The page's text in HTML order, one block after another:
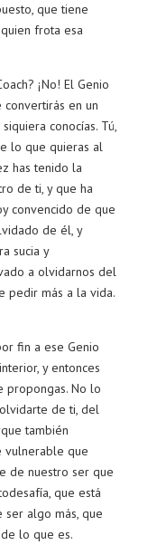
que tiene
frota esa
¡No! El Genio
en un
conocías. Tú,
lo que quieras al
has tenido la
de ti, y que ha
convencido de que
de él, y
sucia y
a olvidarnos del
pedir más a la vida.
fin a ese Genio
y entonces
propongas. No lo
de ti, del
también
vulnerable que
de nuestro ser que
que está
algo más, que
lo que es.